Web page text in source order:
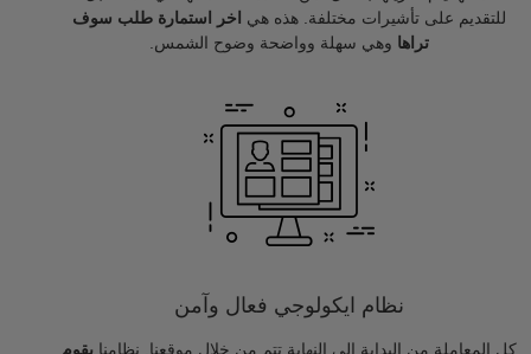
للتقديم على تأشيرات مختلفة. هذه هي
اخر استمارة طلب سوف
تراها وهي سهلة وواضحة وضوح الشمس.
نظام ايكولوجي فعال وآمن
كل المعاملة من البداية الى النهاية تتم من خلال موقعنا. نظامنا يقوم